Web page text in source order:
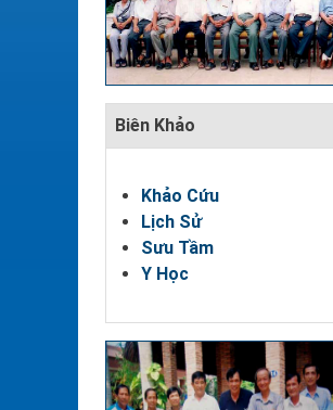
Biên Khảo
Khảo Cứu
Lịch Sử
Sưu Tầm
Y Học